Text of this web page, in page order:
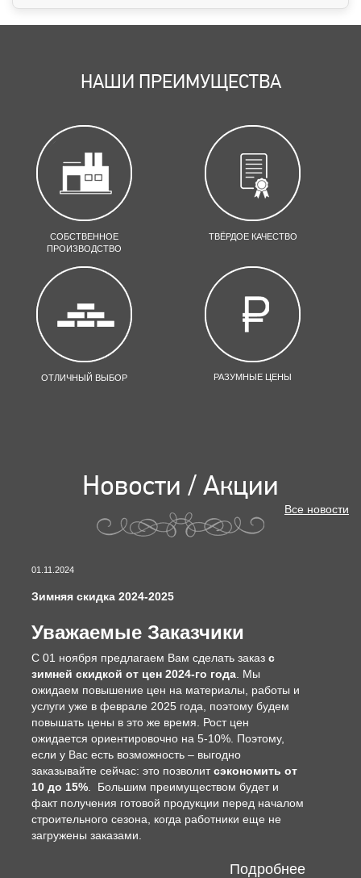
НАШИ ПРЕИМУЩЕСТВА
СОБСТВЕННОЕ
ПРОИЗВОДСТВО
ТВЁРДОЕ КАЧЕСТВО
ОТЛИЧНЫЙ ВЫБОР РАЗУМНЫЕ ЦЕНЫ
Новости / Акции
Все новости
01.11.2024
Зимняя скидка 2024-2025
Уважаемые Заказчики
С 01 ноября предлагаем Вам сделать заказ с
зимней скидкой от цен 2024-го года . Мы
ожидаем повышение цен на материалы, работы и
услуги уже в феврале 2025 года, поэтому будем
повышать цены в это же время. Рост цен
ожидается ориентировочно на 5-10%. Поэтому,
если у Вас есть возможность – выгодно
заказывайте сейчас: это позволитсэкономить от
10 до 15% . Большим преимуществом будет и
факт получения готовой продукции перед началом
строительного сезона, когда работники еще не
загружены заказами.
Подробнее